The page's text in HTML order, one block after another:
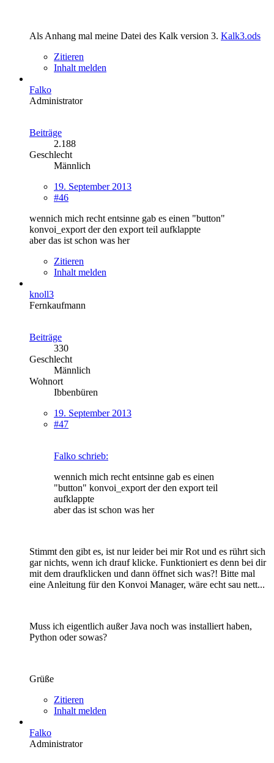
Als Anhang mal meine Datei des Kalk version 3. Kalk3.ods
Zitieren
Inhalt melden
Falko
Administrator
Beiträge
2.188
Geschlecht
Männlich
19. September 2013
#46
wennich mich recht entsinne gab es einen "button"
konvoi_export der den export teil aufklappte
aber das ist schon was her
Zitieren
Inhalt melden
knoll3
Fernkaufmann
Beiträge
330
Geschlecht
Männlich
Wohnort
Ibbenbüren
19. September 2013
#47
Falko schrieb:
wennich mich recht entsinne gab es einen
"button" konvoi_export der den export teil
aufklappte
aber das ist schon was her
Stimmt den gibt es, ist nur leider bei mir Rot und es rührt sich
gar nichts, wenn ich drauf klicke. Funktioniert es denn bei dir
mit dem draufklicken und dann öffnet sich was?! Bitte mal
eine Anleitung für den Konvoi Manager, wäre echt sau nett...
Muss ich eigentlich außer Java noch was installiert haben,
Python oder sowas?
Grüße
Zitieren
Inhalt melden
Falko
Administrator